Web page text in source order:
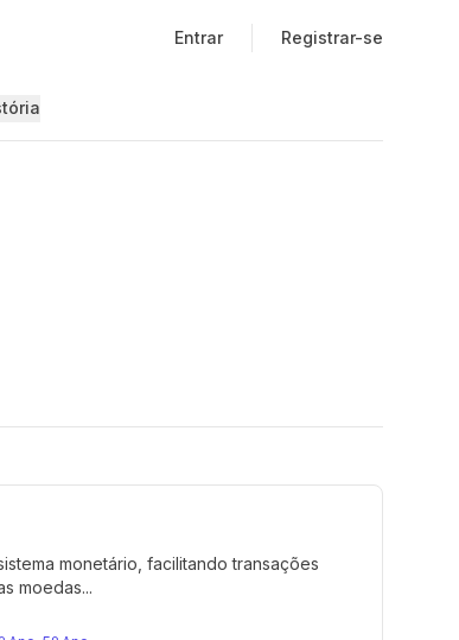
Entrar Registrar-se
monetário, facilitando transações
moedas...